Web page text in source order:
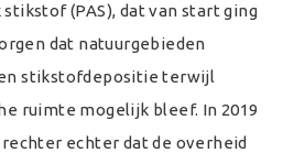
(PAS), dat van start ging
dat natuurgebieden
stikstofdepositie terwijl
ruimte mogelijk bleef. In 2019
echter dat de overheid